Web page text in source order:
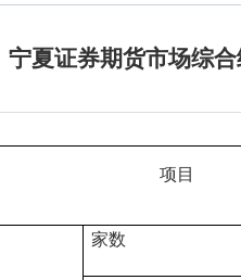
宁夏证券期货市场综合
项目
家数